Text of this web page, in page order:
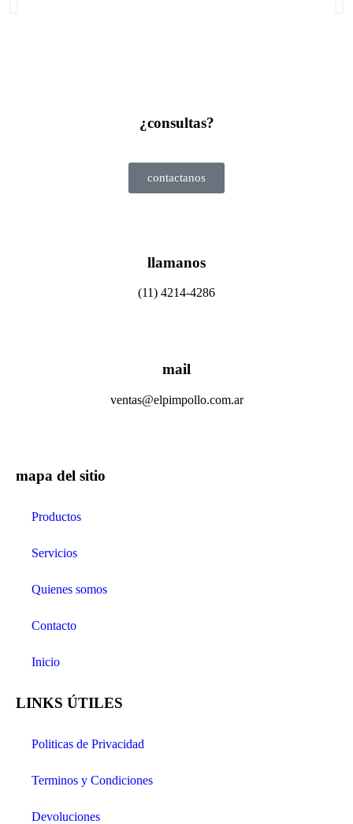
¿consultas?
contactanos
llamanos
(11) 4214-4286
mail
ventas@elpimpollo.com.ar
mapa del sitio
Productos
Servicios
Quienes somos
Contacto
Inicio
LINKS ÚTILES
Politicas de Privacidad
Terminos y Condiciones
Devoluciones